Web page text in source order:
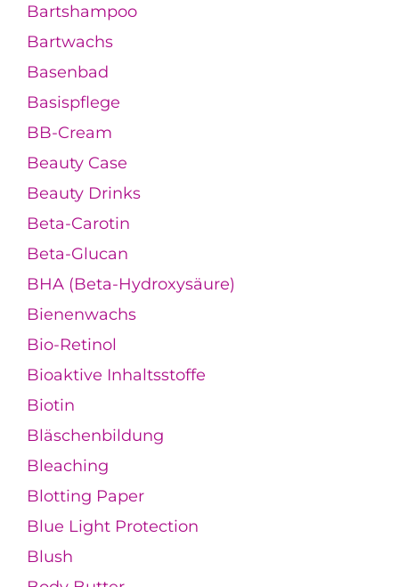
Bartshampoo
Bartwachs
Basenbad
Basispflege
BB-Cream
Beauty Case
Beauty Drinks
Beta-Carotin
Beta-Glucan
BHA (Beta-Hydroxysäure)
Bienenwachs
Bio-Retinol
Bioaktive Inhaltsstoffe
Biotin
Bläschenbildung
Bleaching
Blotting Paper
Blue Light Protection
Blush